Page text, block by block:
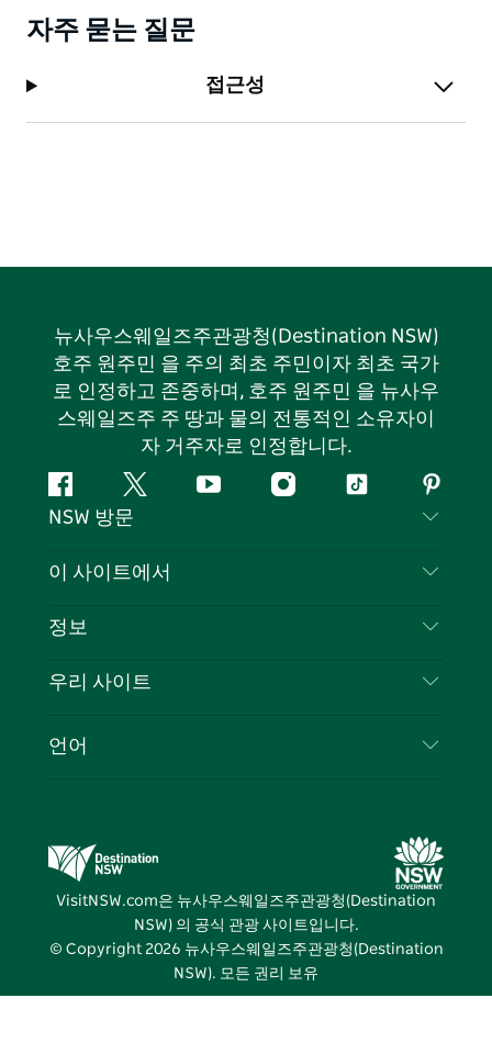
자주 묻는 질문
접근성
뉴사우스웨일즈주관광청(Destination NSW)
호주 원주민 을 주의 최초 주민이자 최초 국가
로 인정하고 존중하며, 호주 원주민 을 뉴사우
스웨일즈주 주 땅과 물의 전통적인 소유자이
자 거주자로 인정합니다.
페
이
북
지
다
유
인
틱
핀
터
스
NSW 방문
문의하기
쿠키 고지
이 사이트에서
목적지
이벤트
정보
여행 정보
뉴사우스웨일즈주 의 사업
우리 사이트
뉴사우스웨일즈주관광청(Destination NSW) 미디
어 센터
비비드 시드니(Vivid Sydney)
언어
VisitNSW.com은 뉴사우스웨일즈주관광청(Destination
NSW) 의 공식 관광 사이트입니다.
© Copyright 2026 뉴사우스웨일즈주관광청(Destination
NSW). 모든 권리 보유